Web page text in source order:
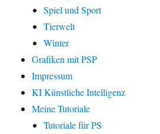
Spiel und Sport
Tierwelt
Winter
Grafiken mit PSP
Impressum
KI Künstliche Intelligenz
Meine Tutoriale
Tutoriale für PS